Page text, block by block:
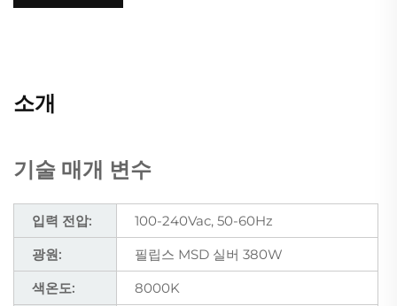
소개
기술 매개 변수
입력 전압:
100-240Vac, 50-60Hz
광원:
필립스 MSD 실버 380W
색온도:
8000K